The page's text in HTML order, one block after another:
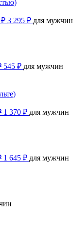
₽ 3 295 ₽ для мужчин
545 ₽ для мужчин
1 370 ₽ для мужчин
1 645 ₽ для мужчин